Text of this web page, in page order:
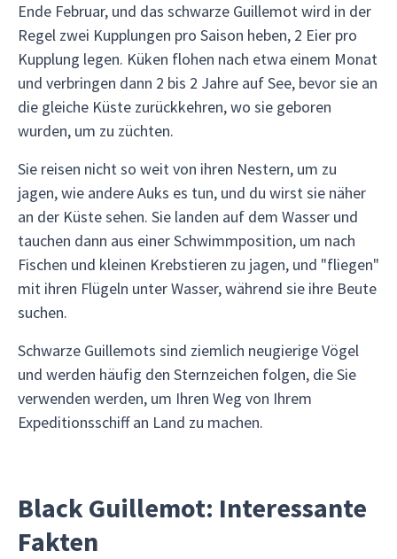
Ende Februar, und das schwarze Guillemot wird in der
Regel zwei Kupplungen pro Saison heben, 2 Eier pro
Kupplung legen. Küken flohen nach etwa einem Monat
und verbringen dann 2 bis 2 Jahre auf See, bevor sie an
die gleiche Küste zurückkehren, wo sie geboren
wurden, um zu züchten.
Sie reisen nicht so weit von ihren Nestern, um zu
jagen, wie andere Auks es tun, und du wirst sie näher
an der Küste sehen. Sie landen auf dem Wasser und
tauchen dann aus einer Schwimmposition, um nach
Fischen und kleinen Krebstieren zu jagen, und "fliegen"
mit ihren Flügeln unter Wasser, während sie ihre Beute
suchen.
Schwarze Guillemots sind ziemlich neugierige Vögel
und werden häufig den Sternzeichen folgen, die Sie
verwenden werden, um Ihren Weg von Ihrem
Expeditionsschiff an Land zu machen.
Black Guillemot: Interessante
Fakten